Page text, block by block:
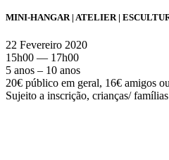
MINI-HANGAR | ATELIER |
22 Fevereiro 2020
15h00 — 17h00
5 anos – 10 anos
20€ público em geral, 16€ amigos
Sujeito a inscrição, crianças/